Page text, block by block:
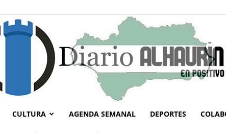
CULTURA AGENDA SEMANAL DEPORTES